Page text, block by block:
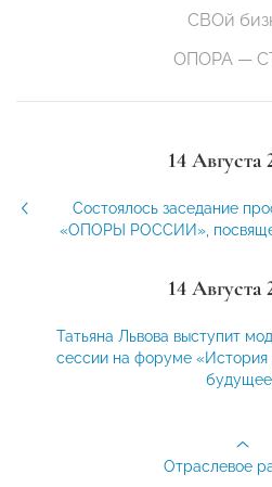
СВОй
ОПОРА —
14 Августа
Состоялось заседание
«ОПОРЫ РОССИИ»,
14 Августа
Татьяна Львова выступит
сессии на форуме «История
Отраслевое